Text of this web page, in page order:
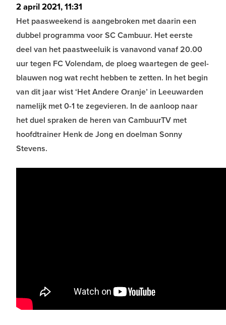
2 april 2021, 11:31
Het paasweekend is aangebroken met daarin een
dubbel programma voor SC Cambuur. Het eerste
deel van het paastweeluik is vanavond vanaf 20.00
uur tegen FC Volendam, de ploeg waartegen de geel-
blauwen nog wat recht hebben te zetten. In het begin
van dit jaar wist ‘Het Andere Oranje’ in Leeuwarden
namelijk met 0-1 te zegevieren. In de aanloop naar
het duel spraken de heren van CambuurTV met
hoofdtrainer Henk de Jong en doelman Sonny
Stevens.